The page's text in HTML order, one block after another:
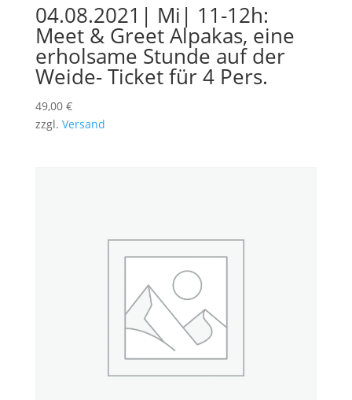
04.08.2021| Mi| 11-12h:
Meet & Greet Alpakas, eine
erholsame Stunde auf der
Weide- Ticket für 4 Pers.
49,00 €
zzgl. Versand